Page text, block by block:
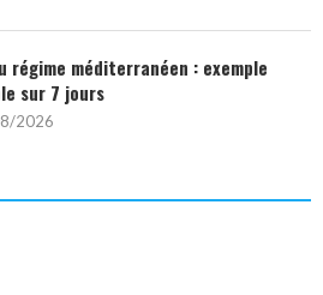
régime méditerranéen : exemple
sur 7 jours
2026